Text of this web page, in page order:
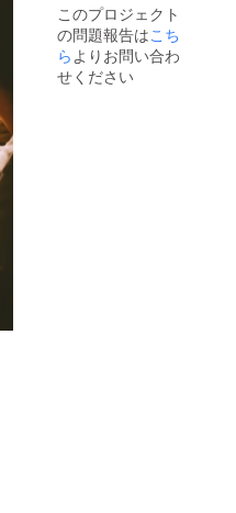
室と
なって
いる事
もあり
ますの
のご記
入をお
願い致
しま
す。 ＊
このプロジェクト
の問題報告はこち
ら よりお問い合わ
せください